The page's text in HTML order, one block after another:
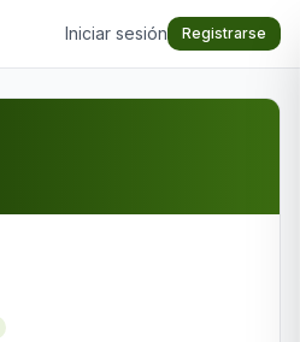
Iniciar sesión Registrarse